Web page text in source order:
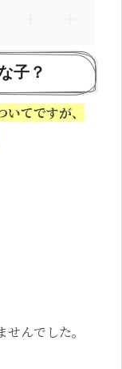
子？
てですが、
んでした。